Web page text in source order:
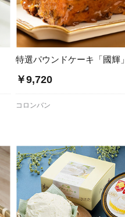
特選パウンドケーキ「國輝」
￥9,720
コロンバン